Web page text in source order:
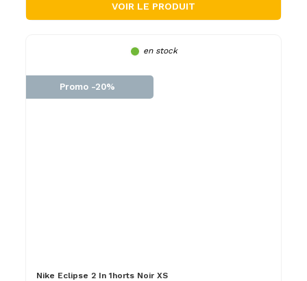
VOIR LE PRODUIT
en stock
Promo -20%
Nike Eclipse 2 In 1horts Noir XS